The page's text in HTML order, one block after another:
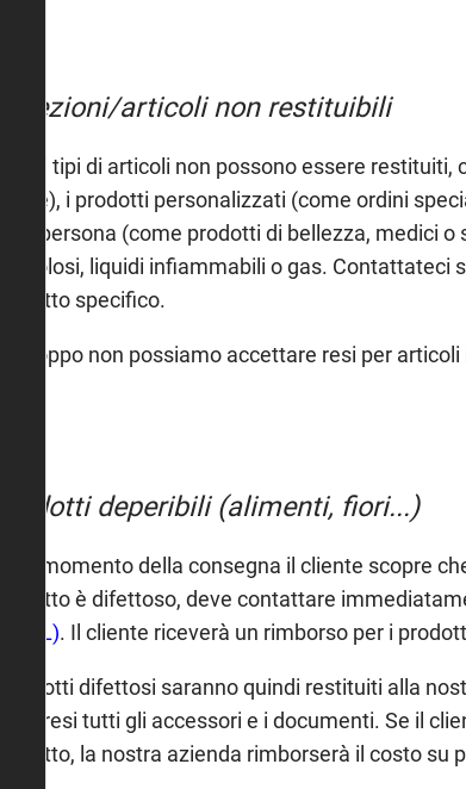
Eccezioni/articoli non restituibili
Alcuni tipi di articoli non possono essere
piante), i prodotti personalizzati (come ordini
della persona (come prodotti di bellezza, medici
pericolosi, liquidi infiammabili o gas.
prodotto specifico.
Purtroppo non possiamo accettare resi per
Prodotti deperibili (alimenti, fiori...)
Se al momento della consegna il cliente scopre
prodotto è difettoso, deve contattare
EMAIL). Il cliente riceverà un rimborso per i
I prodotti difettosi saranno quindi restituiti alla
compresi tutti gli accessori e i documenti. Se il
prodotto, la nostra azienda rimborserà il costo su